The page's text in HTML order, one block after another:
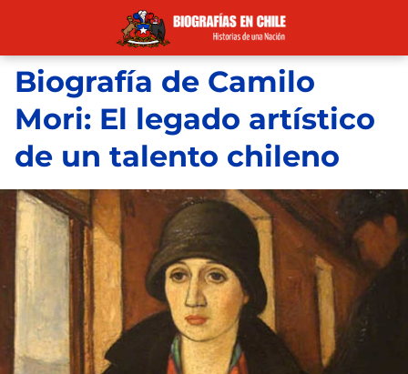
Biografía de Camilo
Mori: El legado artístico
de un talento chileno